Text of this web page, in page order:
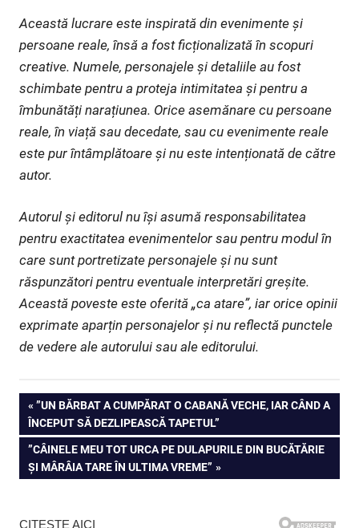
Această lucrare este inspirată din evenimente și
persoane reale, însă a fost ficționalizată în scopuri
creative. Numele, personajele și detaliile au fost
schimbate pentru a proteja intimitatea și pentru a
îmbunătăți narațiunea. Orice asemănare cu persoane
reale, în viață sau decedate, sau cu evenimente reale
este pur întâmplătoare și nu este intenționată de către
autor.
Autorul și editorul nu își asumă responsabilitatea
pentru exactitatea evenimentelor sau pentru modul în
care sunt portretizate personajele și nu sunt
răspunzători pentru eventuale interpretări greșite.
Această poveste este oferită „ca atare”, iar orice opinii
exprimate aparțin personajelor și nu reflectă punctele
de vedere ale autorului sau ale editorului.
Navigare
în
articole
PREVIOUS
POST:
”UN BĂRBAT A CUMPĂRAT O CABANĂ VECHE, IAR CÂND A
ÎNCEPUT SĂ DEZLIPEASCĂ TAPETUL”
NEXT
POST:
”CÂINELE MEU TOT URCA PE DULAPURILE DIN BUCĂTĂRIE
ȘI MÂRÂIA TARE ÎN ULTIMA VREME”